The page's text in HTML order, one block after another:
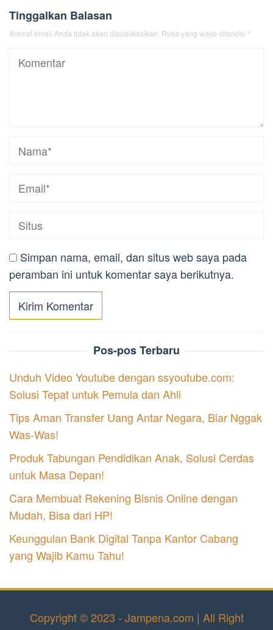
Tinggalkan Balasan
Alamat email Anda tidak akan dipublikasikan. Ruas yang wajib ditandai *
Simpan nama, email, dan situs web saya pada
peramban ini untuk komentar saya berikutnya.
Pos-pos Terbaru
Unduh Video Youtube dengan ssyoutube.com:
Solusi Tepat untuk Pemula dan Ahli
Tips Aman Transfer Uang Antar Negara, Biar Nggak
Was-Was!
Produk Tabungan Pendidikan Anak, Solusi Cerdas
untuk Masa Depan!
Cara Membuat Rekening Bisnis Online dengan
Mudah, Bisa dari HP!
Keunggulan Bank Digital Tanpa Kantor Cabang
yang Wajib Kamu Tahu!
Copyright © 2023 - Jampena.com | All Right